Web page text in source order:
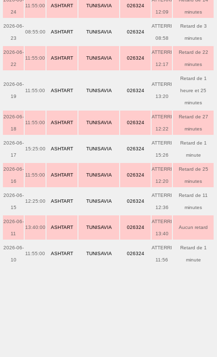
24
11:55:00 ASHTART TUNISAVIA 026324
12:09 minutes
2026-06-
23
08:55:00 ASHTART TUNISAVIA 026324
ATTERRI
08:58
Retard de 3
minutes
2026-06-
22
11:55:00 ASHTART TUNISAVIA 026324
ATTERRI
12:17
Retard de 22
minutes
2026-06-
19
11:55:00 ASHTART TUNISAVIA 026324
ATTERRI
13:20
Retard de 1
heure et 25
minutes
2026-06-
18
11:55:00 ASHTART TUNISAVIA 026324
ATTERRI
12:22
Retard de 27
minutes
2026-06-
17
15:25:00 ASHTART TUNISAVIA 026324
ATTERRI
15:26
Retard de 1
minute
2026-06-
16
11:55:00 ASHTART TUNISAVIA 026324
ATTERRI
12:20
Retard de 25
minutes
2026-06-
15
12:25:00 ASHTART TUNISAVIA 026324
ATTERRI
12:36
Retard de 11
minutes
2026-06-
11
13:40:00 ASHTART TUNISAVIA 026324
ATTERRI
13:40
Aucun retard
2026-06-
10
11:55:00 ASHTART TUNISAVIA 026324
ATTERRI
11:56
Retard de 1
minute